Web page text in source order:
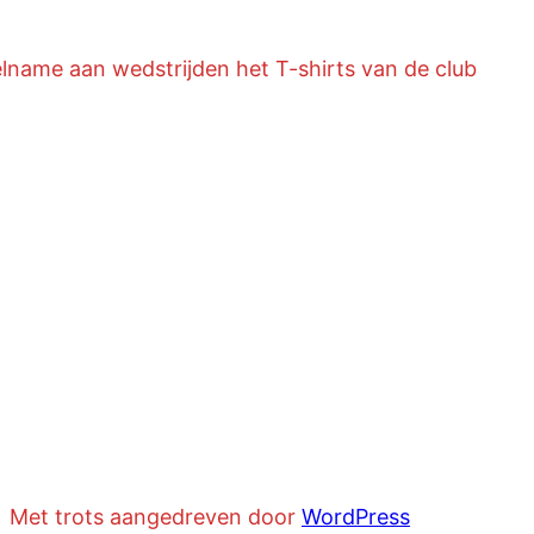
aan wedstrijden het T-shirts van de club
Met trots aangedreven door WordPress